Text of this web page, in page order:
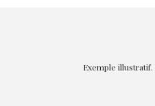
Exemple